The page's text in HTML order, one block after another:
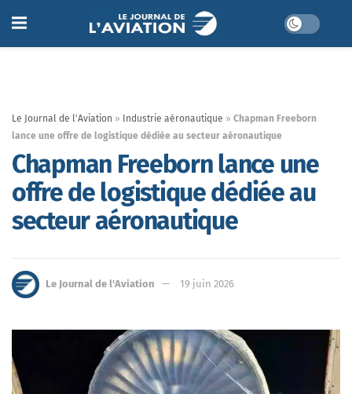
Le Journal de l'Aviation » Industrie aéronautique » Chapman Freeborn
lance une offre de logistique dédiée au secteur aéronautique
Chapman Freeborn lance une
offre de logistique dédiée au
secteur aéronautique
Le Journal de l'Aviation 19 juin 2026